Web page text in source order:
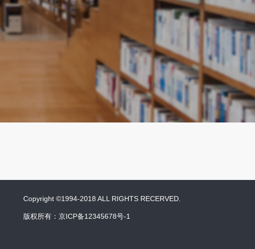
Copyright ©1994-2018 ALL RIGHTS RECERVED.
版权所有：京ICP备12345678号-1